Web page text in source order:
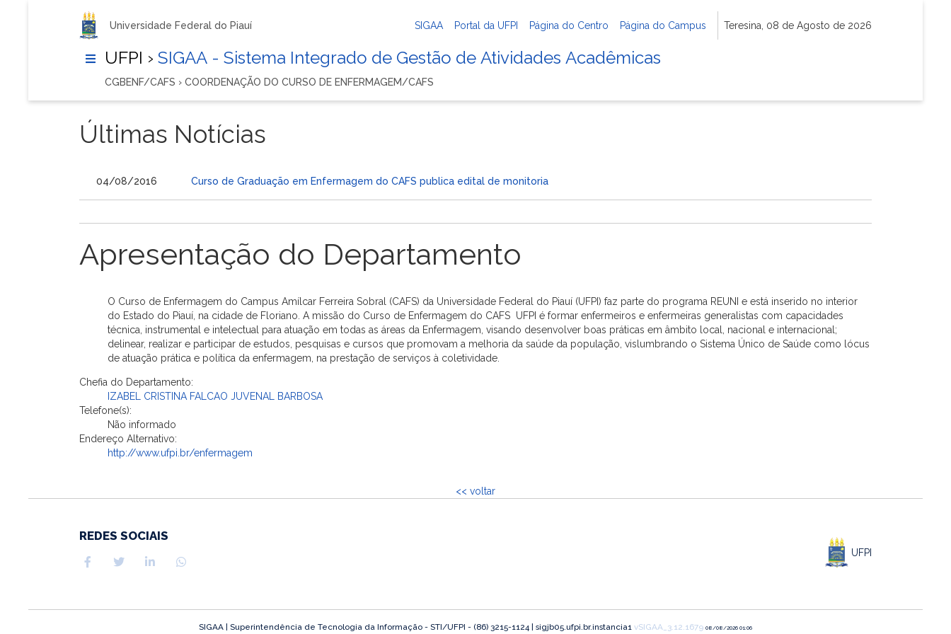
Universidade Federal do Piauí SIGAA Portal da UFPI Página do Centro Página do Campus Teresina, 08 de Agosto de 2026
UFPI › SIGAA - Sistema Integrado de Gestão de Atividades Acadêmicas
CGBENF/CAFS › COORDENAÇÃO DO CURSO DE ENFERMAGEM/CAFS
Últimas Notícias
04/08/2016 Curso de Graduação em Enfermagem do CAFS publica edital de monitoria
Apresentação do Departamento
O Curso de Enfermagem do Campus Amílcar Ferreira Sobral (CAFS) da Universidade Federal do Piauí (UFPI) faz parte do programa REUNI e está inserido no interior
do Estado do Piauí, na cidade de Floriano. A missão do Curso de Enfermagem do CAFS  UFPI é formar enfermeiros e enfermeiras generalistas com capacidades
técnica, instrumental e intelectual para atuação em todas as áreas da Enfermagem, visando desenvolver boas práticas em âmbito local, nacional e internacional;
delinear, realizar e participar de estudos, pesquisas e cursos que promovam a melhoria da saúde da população, vislumbrando o Sistema Único de Saúde como lócus
de atuação prática e política da enfermagem, na prestação de serviços à coletividade.
Chefia do Departamento:
IZABEL CRISTINA FALCAO JUVENAL BARBOSA
Telefone(s):
Não informado
Endereço Alternativo:
http://www.ufpi.br/enfermagem
<< voltar
REDES SOCIAIS
UFPI
SIGAA | Superintendência de Tecnologia da Informação - STI/UFPI - (86) 3215-1124 | sigjb05.ufpi.br.instancia1 vSIGAA_3.12.1679 08/08/2026 01:06